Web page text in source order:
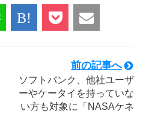
前の記事へ
ソフトバンク、他社ユーザ
ーやケータイを持っていな
い方も対象に「NASAケネ